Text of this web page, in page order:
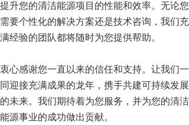
提升您的清洁能源项目的性能和效率。无论您
需要个性化的解决方案还是技术咨询，我们充
满经验的团队都将随时为您提供帮助。
衷心感谢您一直以来的信任和支持。让我们一
同迎接充满成果的龙年，携手共建可持续发展
的未来。我们期待着为您服务，并为您的清洁
能源事业的成功做出贡献。